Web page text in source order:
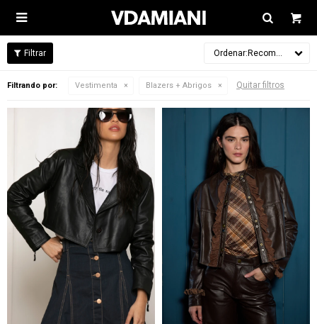

Recomendados
Filtrando por: Vestimenta Blazers + Abrigos Quitar filtros